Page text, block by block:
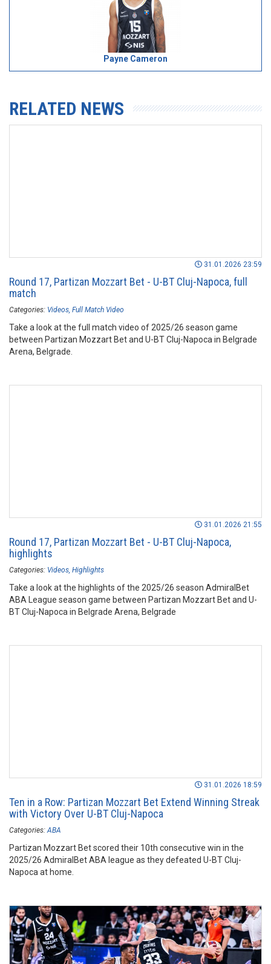
Payne Cameron
RELATED NEWS
31.01.2026 23:59
Round 17, Partizan Mozzart Bet - U-BT Cluj-Napoca, full
match
Categories: Videos Full Match Video
Take a look at the full match video of 2025/26 season game
between Partizan Mozzart Bet and U-BT Cluj-Napoca in Belgrade
Arena, Belgrade.
31.01.2026 21:55
Round 17, Partizan Mozzart Bet - U-BT Cluj-Napoca,
highlights
Categories: Videos Highlights
Take a look at the highlights of the 2025/26 season AdmiralBet
ABA League season game between Partizan Mozzart Bet and U-
BT Cluj-Napoca in Belgrade Arena, Belgrade
31.01.2026 18:59
Ten in a Row: Partizan Mozzart Bet Extend Winning Streak
with Victory Over U-BT Cluj-Napoca
Categories: ABA
Partizan Mozzart Bet scored their 10th consecutive win in the
2025/26 AdmiralBet ABA league as they defeated U-BT Cluj-
Napoca at home.